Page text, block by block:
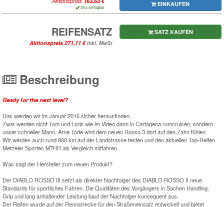
49 x verfügbar EINKAUFEN
REIFENSATZ
Aktionspreis inkl. MwSt
SATZ KAUFEN
Beschreibung
Ready for the next level?
Das werden wir im Januar 2016 sicher herausfinden.
Zwar werden nicht Tom und Loris wie im Video dann in Cartagena rumcruisen, sondern
unser schneller Mann, Arne Tode wird dem neuen Rosso 3 dort auf den Zahn fühlen.
Wir werden auch rund 800 km auf der Landstrasse testen und den aktuellen Top-Reifen
Metzeler Sportec M7RR als Vergleich mitfahren.
Was sagt der Hersteller zum neuen Produkt?
Der DIABLO ROSSO III setzt als direkter Nachfolger des DIABLO ROSSO II neue
Standards für sportliches Fahren. Die Qualitäten des Vorgängers in Sachen Handling,
Grip und lang anhaltender Leistung baut der Nachfolger konsequent aus.
Der Reifen wurde auf der Rennstrecke für den Straßeneinsatz entwickelt und bietet